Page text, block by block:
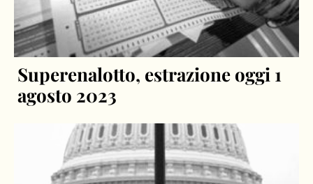
Superenalotto, estrazione oggi 1
agosto 2023